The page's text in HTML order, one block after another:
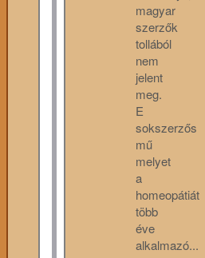
magyar
szerzők
tollából
nem
jelent
meg.
E
sokszerzős
mű
melyet
a
homeopátiát
több
éve
alkalmazó...